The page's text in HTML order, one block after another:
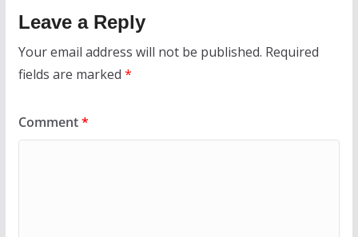
Leave a Reply
Your email address will not be published. Required
fields are marked *
Comment*